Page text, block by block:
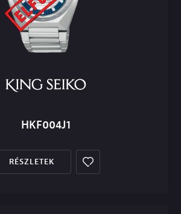
HKF004J1
RÉSZLETEK